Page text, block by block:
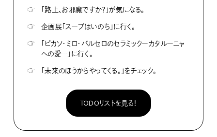
☞
「路上、お邪魔ですか？」が気になる。
☞
企画展「スープはいのち」に行く。
☞
「ピカソ・ミロ・バルセロのセラミックーカタルーニャ
への愛ー」に行く。
☞
「未来のほうからやってくる。」をチェック。
TODOリストを見る！